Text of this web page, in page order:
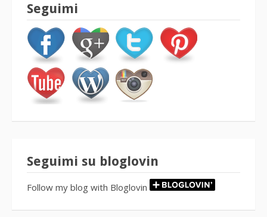
Seguimi
Seguimi su bloglovin
Follow my blog with Bloglovin